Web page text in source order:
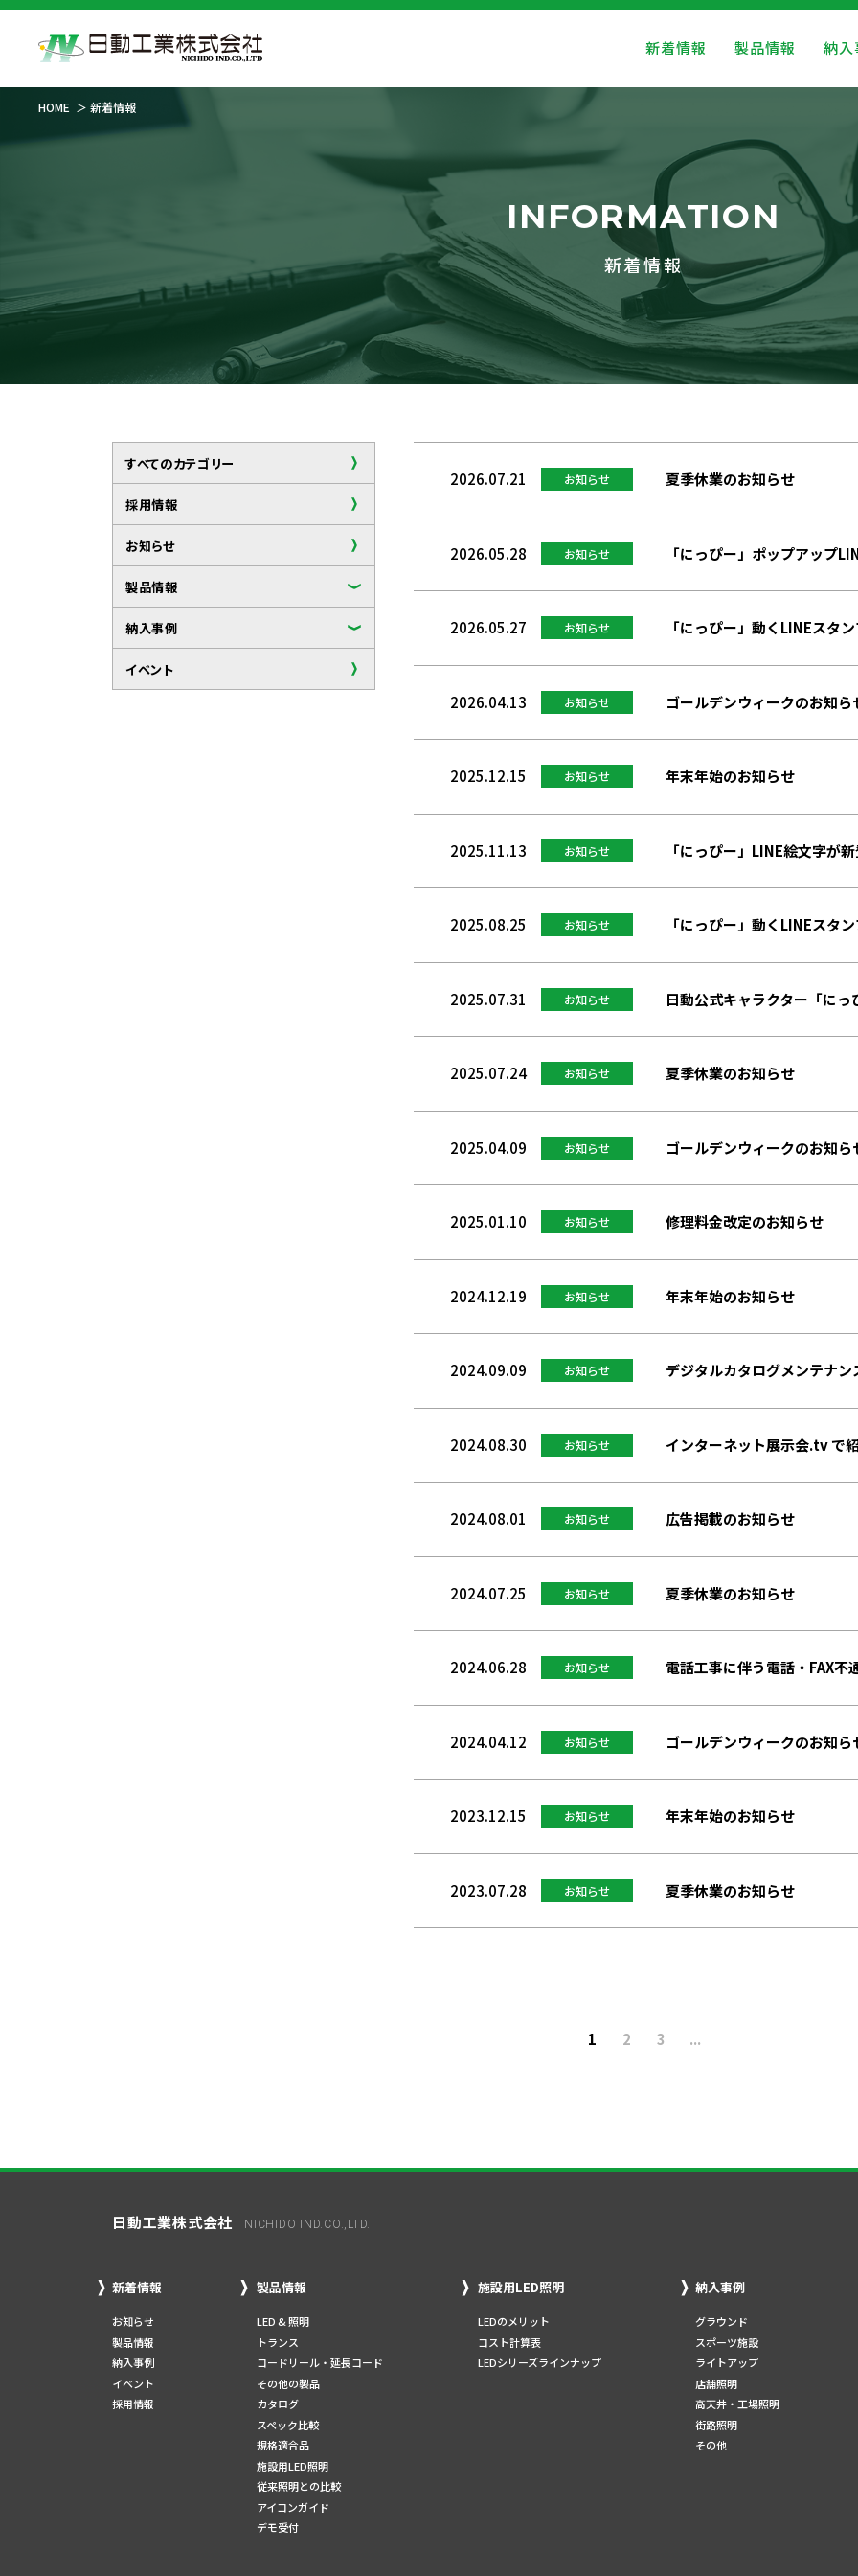
新着情報 製品情報 納入
HOME 新着情報
INFORMATION
新着情報
すべてのカテゴリー
採用情報
お知らせ
製品情報
納入事例
イベント
2026.07.21 お知らせ 夏季休業のお知らせ
2026.05.28 お知らせ 「にっぴー」ポップアップ
2026.05.27 お知らせ 「にっぴー」動くLINEスタ
2026.04.13 お知らせ ゴールデンウィークのお知ら
2025.12.15 お知らせ 年末年始のお知らせ
2025.11.13 お知らせ 「にっぴー」LINE絵文字が
2025.08.25 お知らせ 「にっぴー」動くLINEスタ
2025.07.31 お知らせ 日動公式キャラクター「にっ
2025.07.24 お知らせ 夏季休業のお知らせ
2025.04.09 お知らせ ゴールデンウィークのお知ら
2025.01.10 お知らせ 修理料金改定のお知らせ
2024.12.19 お知らせ 年末年始のお知らせ
2024.09.09 お知らせ デジタルカタログメンテナン
2024.08.30 お知らせ インターネット展示会.tv で
2024.08.01 お知らせ 広告掲載のお知らせ
2024.07.25 お知らせ 夏季休業のお知らせ
2024.06.28 お知らせ 電話工事に伴う電話・FAX不
2024.04.12 お知らせ ゴールデンウィークのお知ら
2023.12.15 お知らせ 年末年始のお知らせ
2023.07.28 お知らせ 夏季休業のお知らせ
1 2 3 ...
日動工業株式会社 NICHIDO IND.CO.,LTD.
新着情報
お知らせ
製品情報
納入事例
イベント
採用情報
製品情報
LED & 照明
トランス
コードリール・延長コード
その他の製品
カタログ
スペック比較
規格適合品
施設用LED照明
従来照明との比較
アイコンガイド
デモ受付
施設用LED照明
LEDのメリット
コスト計算表
LEDシリーズラインナップ
納入事例
グラウンド
スポーツ施設
ライトアップ
店舗照明
高天井・工場照明
街路照明
その他